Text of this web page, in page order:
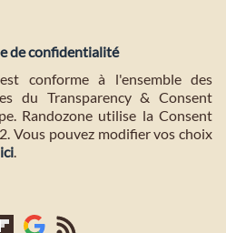
de confidentialité
conforme à l'ensemble des
du Transparency & Consent
Randozone utilise la Consent
Vous pouvez modifier vos choix
.